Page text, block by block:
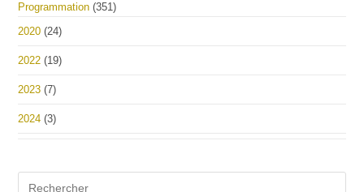
Programmation (351)
2020 (24)
2022 (19)
2023 (7)
2024 (3)